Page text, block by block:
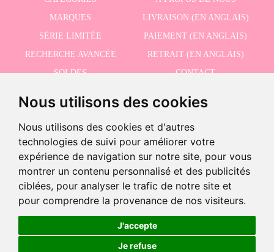
Nous utilisons des cookies
Nous utilisons des cookies et d'autres
technologies de suivi pour améliorer votre
expérience de navigation sur notre site, pour vous
montrer un contenu personnalisé et des publicités
ciblées, pour analyser le trafic de notre site et
pour comprendre la provenance de nos visiteurs.
J'accepte
Je refuse
64,95 € +
-
Ajouter au panier
MARQUES
LIVRAISON (EN ANGLAIS)
SÉRIE LIMITÉE
PAIEMENT (EN ANGLAIS)
RECHERCHE AVANCÉE
RETRAIT (EN ANGLAIS)
SOLDES
CONTACT
J'accepte la politique de confidentialité
©2026 Dolls And Dolls. Tous les droits sont réservés. Mention légale (en anglais).
Politique de cookies (en anglais)